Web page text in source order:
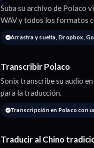
Suba su archivo de Polaco
WAV y todos los formatos
Arrastra y suelta, Dropbox,
Transcribir Polaco
Sonix transcribe su audio
para la traducción.
Transcripción en Polaco con
Traducir al Chino